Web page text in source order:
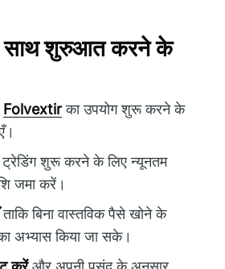
शुरुआत करने के
Folvextirका उपयोग शुरू करने के
शुरू करने के लिए न्यूनतम
जमा करें।
ताकि बिना वास्तविक पैसे खोने के
अभ्यास किया जा सके।